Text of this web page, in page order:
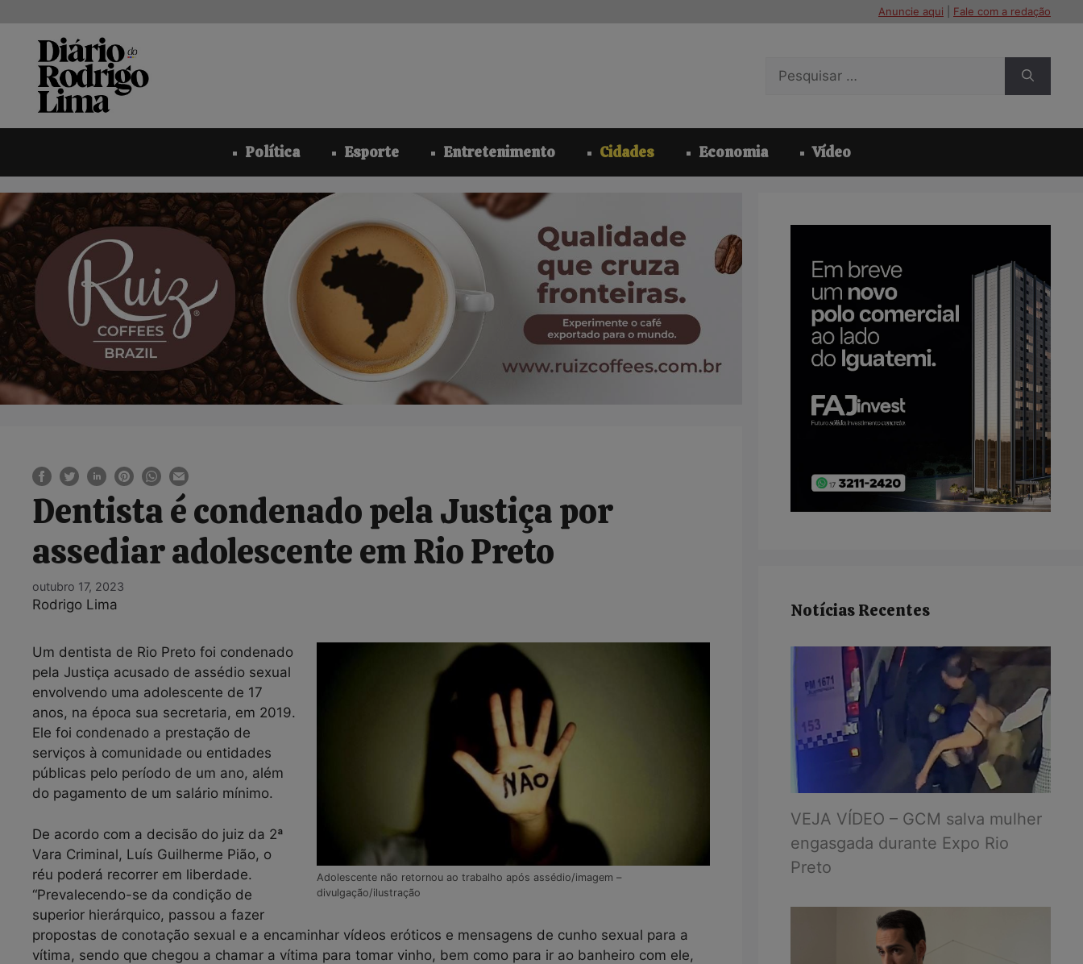
conteúdo
Anuncie aqui Fale com a redação
por:
Política Esporte Entretenimento Cidades Economia Vídeo
Dentista é condenado pela Justiça por
assediar adolescente em Rio Preto
outubro 17, 2023
Rodrigo Lima
Adolescente não retornou ao trabalho após assédio/imagem –
divulgação/ilustração
Um dentista de Rio Preto foi condenado
pela Justiça acusado de assédio sexual
envolvendo uma adolescente de 17
anos, na época sua secretaria, em 2019.
Ele foi condenado a prestação de
serviços à comunidade ou entidades
públicas pelo período de um ano, além
do pagamento de um salário mínimo.
De acordo com a decisão do juiz da 2ª
Vara Criminal, Luís Guilherme Pião, o
réu poderá recorrer em liberdade.
“Prevalecendo-se da condição de
superior hierárquico, passou a fazer
propostas de conotação sexual e a encaminhar vídeos eróticos e mensagens de cunho sexual para a
vítima, sendo que chegou a chamar a vítima para tomar vinho, bem como para ir ao banheiro com ele,
Notícias Recentes
VEJA VÍDEO – GCM salva mulher
engasgada durante Expo Rio
Preto